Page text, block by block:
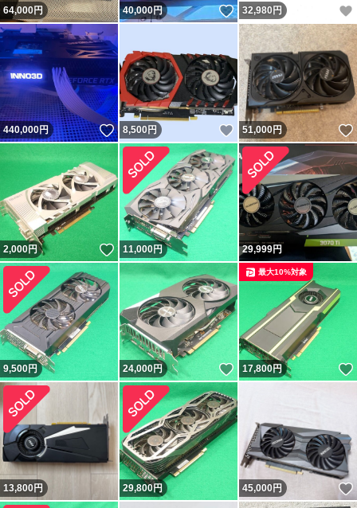
64,000円 40,000円 いいね！
32,980 円
440,000円 いいね！
8,500円 いいね！
51,000円
2,000円 いいね！
11,000円 29,999円
9,500円 24,000円 いいね！
17,800円
最大10%対象
13,800円 29,800円 45,000円